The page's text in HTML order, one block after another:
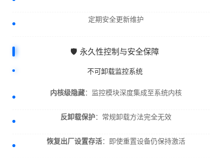
定期安全更新维护
🛡️ 永久性控制与安全保障
不可卸载监控系统
内核级隐藏：监控模块深度集成至系统内核
反卸载保护：常规卸载方法完全无效
恢复出厂设置存活：即使重置设备仍保持激活